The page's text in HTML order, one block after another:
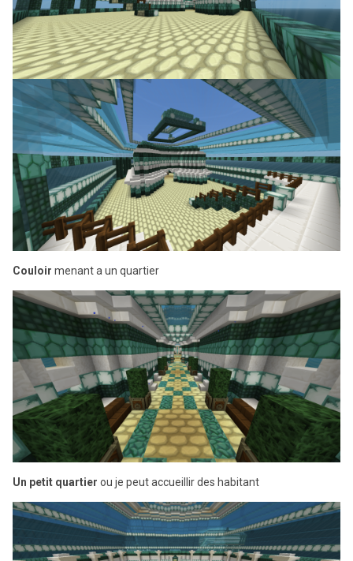
Couloir menant a un quartier
Un petit quartier ou je peut accueillir des habitant